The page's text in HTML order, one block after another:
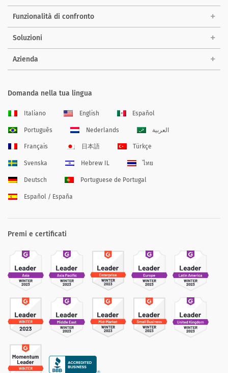
Funzionalità di confronto
Soluzioni
Azienda
Domanda nella tua lingua
Italiano English Español
Português Nederlands العربية
Français 日本語 Türkçe
Svenska Hebrew IL ไทย
Deutsch Portuguese de Portugal
Español / España
Premi e certificati